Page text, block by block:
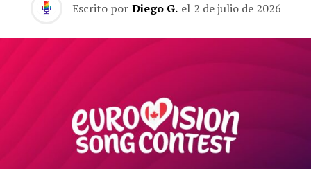
Escrito por Diego G. el 2 de julio de 2026